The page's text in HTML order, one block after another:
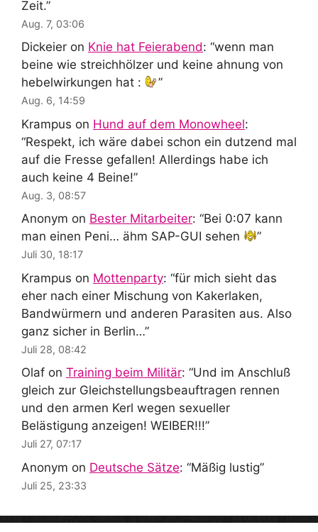
Zeit.”
Aug. 7, 03:06
Dickeier on Knie hat Feierabend: “wenn man
beine wie streichhölzer und keine ahnung von
hebelwirkungen hat :
”
Aug. 6, 14:59
Krampus on Hund auf dem Monowheel:
“Respekt, ich wäre dabei schon ein dutzend mal
auf die Fresse gefallen! Allerdings habe ich
auch keine 4 Beine!”
Aug. 3, 08:57
Anonym on Bester Mitarbeiter: “Bei 0:07 kann
man einen Peni… ähm SAP-GUI sehen
”
Juli 30, 18:17
Krampus on Mottenparty: “für mich sieht das
eher nach einer Mischung von Kakerlaken,
Bandwürmern und anderen Parasiten aus. Also
ganz sicher in Berlin…”
Juli 28, 08:42
Olaf on Training beim Militär: “Und im Anschluß
gleich zur Gleichstellungsbeauftragen rennen
und den armen Kerl wegen sexueller
Belästigung anzeigen! WEIBER!!!”
Juli 27, 07:17
Anonym on Deutsche Sätze: “Mäßig lustig”
Juli 25, 23:33